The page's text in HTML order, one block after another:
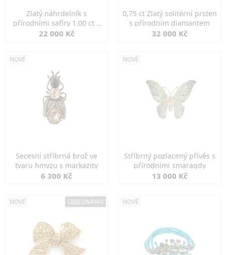
Zlatý náhrdelník s
přírodními safíry 1,00 ct a
diamanty
22 000 Kč
0,75 ct Zlatý solitérní prsten
s přírodním diamantem
32 000 Kč
NOVÉ
Secesní stříbrná brož ve
tvaru hmyzu s markazity
6 300 Kč
NOVÉ
Stříbrný pozlacený přívěs s
přírodními smaragdy
13 000 Kč
NOVÉ OBJEDNÁNO NOVÉ